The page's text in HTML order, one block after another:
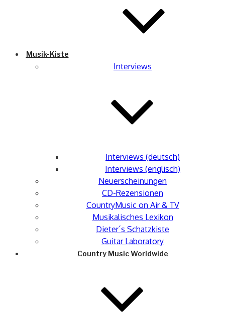
Musik-Kiste
Interviews
Interviews (deutsch)
Interviews (englisch)
Neuerscheinungen
CD-Rezensionen
CountryMusic on Air & TV
Musikalisches Lexikon
Dieter´s Schatzkiste
Guitar Laboratory
Country Music Worldwide